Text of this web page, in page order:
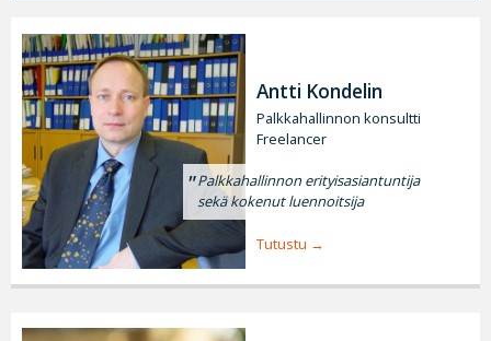
Antti Kondelin
Palkkahallinnon konsultti
Freelancer
Palkkahallinnon erityisasiantuntija
sekä kokenut luennoitsija
Tutustu